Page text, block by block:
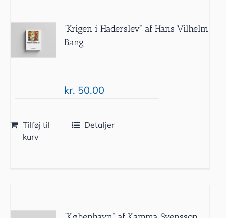
“Krigen i Haderslev” af Hans Vilhelm
Bang
kr. 50.00
Tilføj til
kurv
Detaljer